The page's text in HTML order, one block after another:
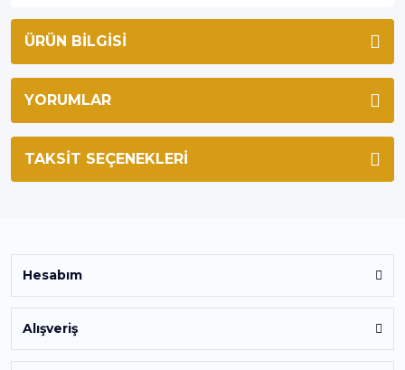
ÜRÜN BILGISI
YORUMLAR
TAKSIT SEÇENEKLERI
Hesabım
Alışveriş